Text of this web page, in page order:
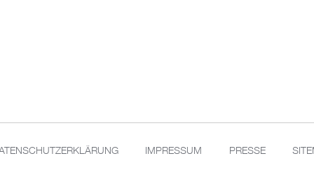
IMPRESSUM PRESSE